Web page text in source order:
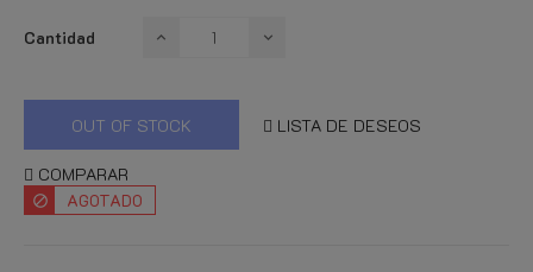
Cantidad
OUT OF STOCK LISTA DE DESEOS
COMPARAR
AGOTADO